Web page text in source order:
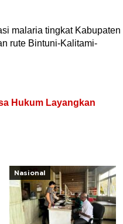
malaria tingkat Kabupaten
rute Bintuni-Kalitami-
Hukum Layangkan
Nasional